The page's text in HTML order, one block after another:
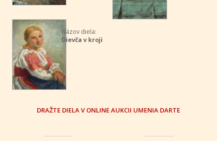
Názov diela:
Dievča v kroji
DRAŽTE DIELA V ONLINE AUKCII UMENIA DARTE